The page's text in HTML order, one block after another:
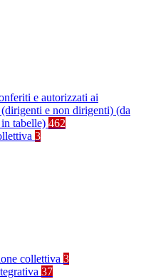
e autorizzati ai
e non dirigenti) (da
tabelle) 462
3
collettiva 3
37